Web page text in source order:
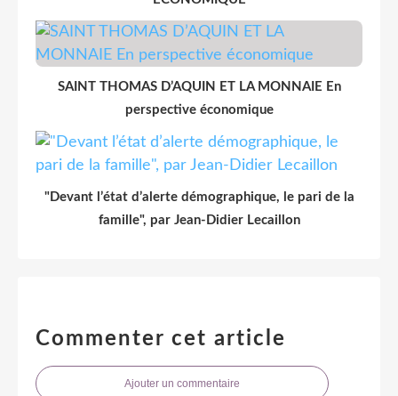
SAINT THOMAS D’AQUIN ET LA MONNAIE En
perspective économique
"Devant l’état d’alerte démographique, le pari de la
famille", par Jean-Didier Lecaillon
Commenter cet article
Ajouter un commentaire